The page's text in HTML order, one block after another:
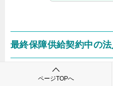
最終保障供給契約中の
2021年から2022年頃にか
ページTOPへ